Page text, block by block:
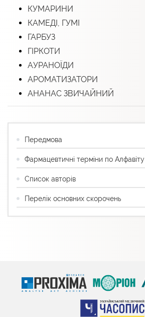
КУМАРИНИ
КАМЕДІ, ГУМІ
ГАРБУЗ
ГІРКОТИ
АУРАНОЇДИ
АРОМАТИЗАТОРИ
АНАНАС ЗВИЧАЙНИЙ
Передмова
Фармацевтичні терміни по Алфавіту
Список авторів
Перелік основних скорочень